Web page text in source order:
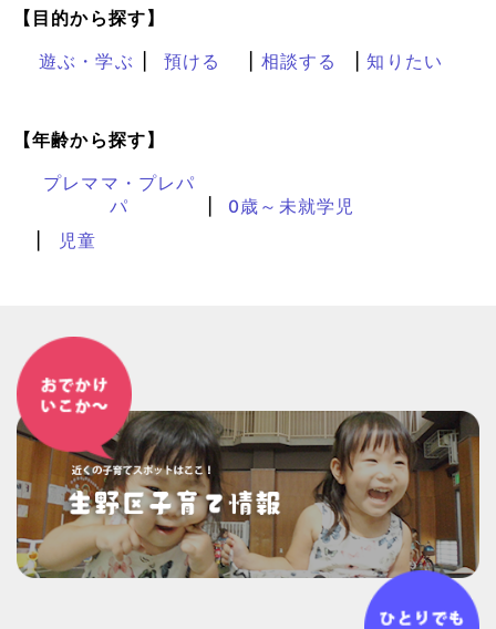
【目的から探す】
遊ぶ・学ぶ 預ける 相談する 知りたい
【年齢から探す】
プレママ・プレパ
パ
0歳～未就学児
児童